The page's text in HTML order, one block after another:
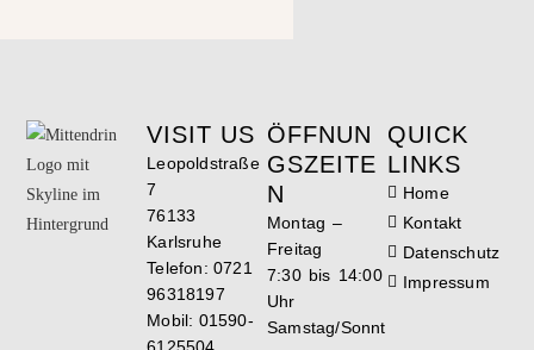
VISIT US
Leopoldstraße
7
76133
Karlsruhe
Telefon: 0721
96318197
Mobil: 01590-
6125504
ÖFFNUN
GSZEITE
N
Montag –
Freitag
7:30 bis 14:00
Uhr
Samstag/Sonnt
QUICK
LINKS
Home
Kontakt
Datenschutz
Impressum